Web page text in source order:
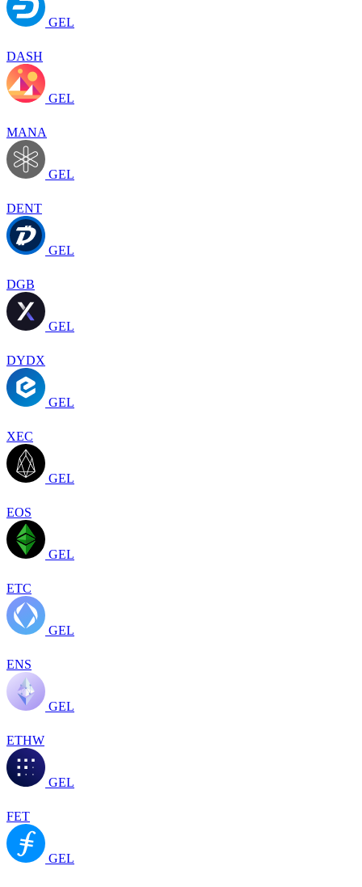
GEL
DASH
GEL
MANA
GEL
DENT
GEL
DGB
GEL
DYDX
GEL
XEC
GEL
EOS
GEL
ETC
GEL
ENS
GEL
ETHW
GEL
FET
GEL